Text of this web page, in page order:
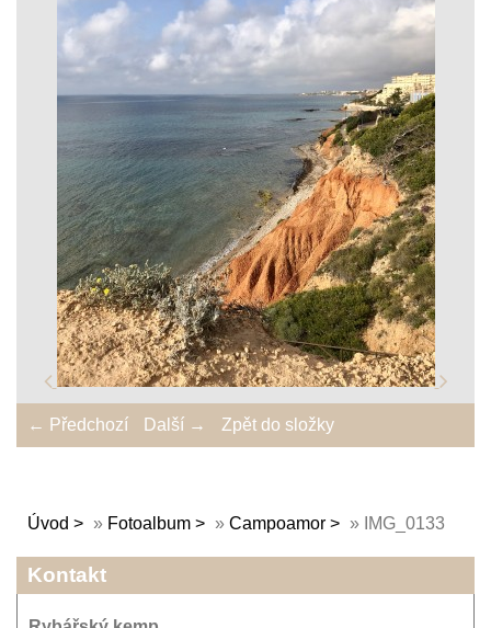
← Předchozí Další → Zpět do složky
Úvod » Fotoalbum » Campoamor » IMG_0133
Kontakt